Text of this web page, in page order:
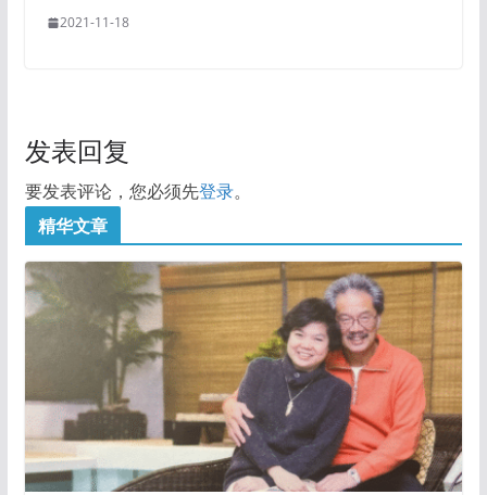
2021-11-18
发表回复
要发表评论，您必须先登录。
精华文章